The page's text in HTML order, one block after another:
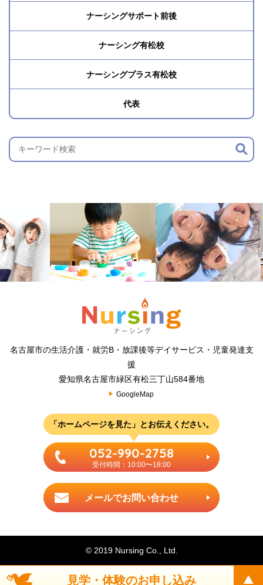
ナーシングサポート前後
ナーシング有松校
ナーシングプラス有松校
代表
名古屋市の生活介護・就労B・放課後等デイサービス・児童発達支
援
愛知県名古屋市緑区有松三丁山584番地
GoogleMap
「ホームページを見た」とお伝えください。
052-990-2758
受付時間：10:00〜18:00
メールでお問い合わせ
© 2019 Nursing Co., Ltd.
見学・体験のお申し込み